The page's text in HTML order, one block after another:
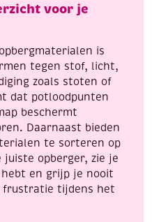
voor je
is
tegen stof, licht,
zoals stoten of
dat potloodpunten
beschermt
Daarnaast bieden
te sorteren op
opberger, zie je
en grijp je nooit
frustratie tijdens het